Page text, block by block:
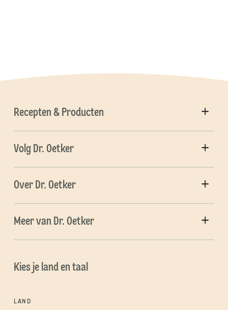
Recepten & Producten
Volg Dr. Oetker
Over Dr. Oetker
Meer van Dr. Oetker
Kies je land en taal
LAND